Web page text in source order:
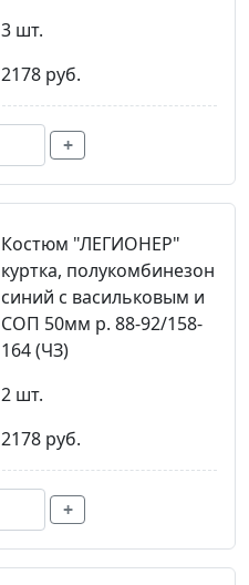
3 шт.
2178 руб.
+
Костюм "ЛЕГИОНЕР"
куртка, полукомбинезон
синий с васильковым и
СОП 50мм р. 88-92/158-
164 (ЧЗ)
2 шт.
2178 руб.
+